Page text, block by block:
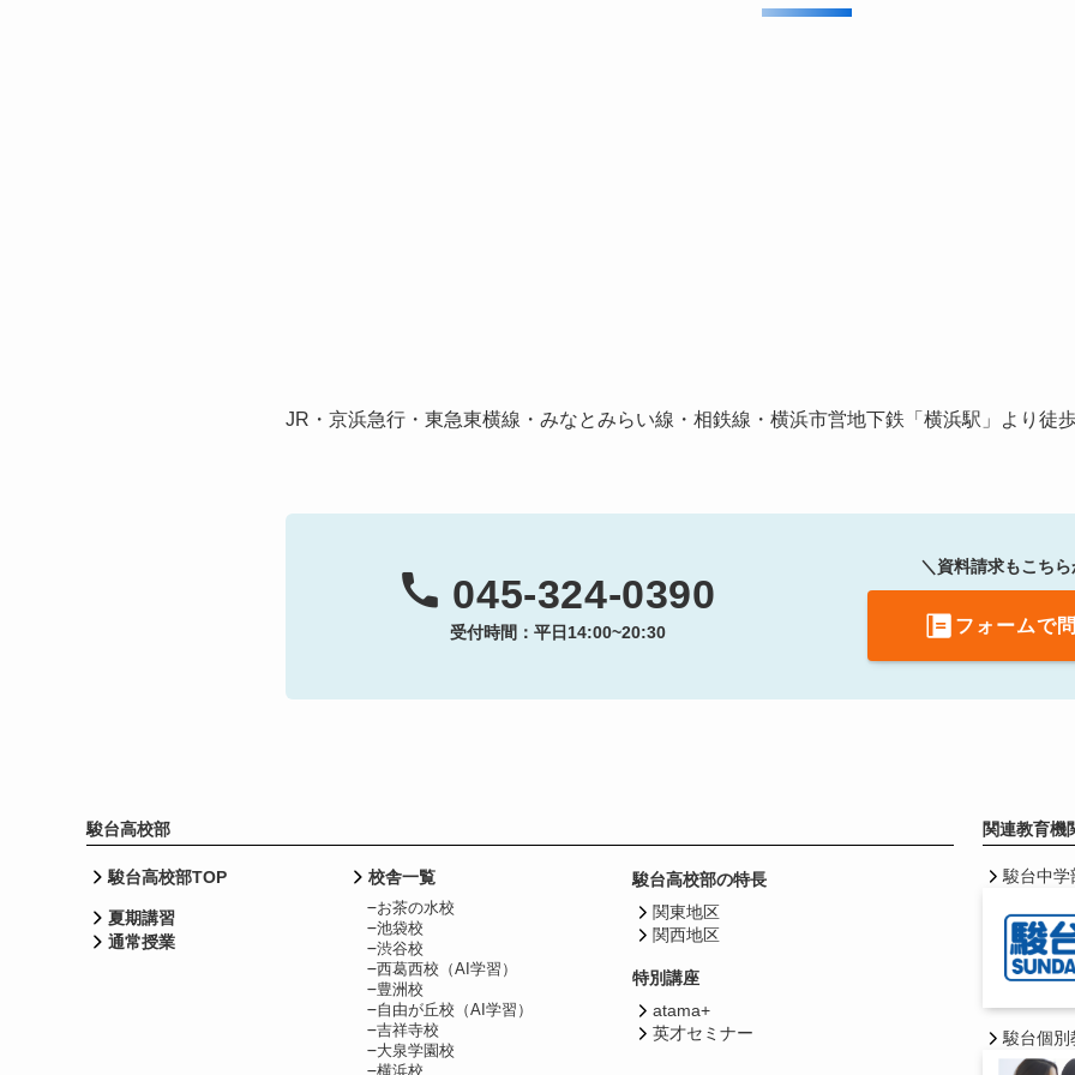
JR・京浜急行・東急東横線・みなとみらい線・相鉄線・横浜市営地下鉄「横浜駅」より徒
045-324-0390
受付時間：平日14:00~20:30
＼資料請求もこち
フォームで
駿台高校部
駿台高校部TOP
夏期講習
通常授業
校舎一覧
お茶の水校
池袋校
渋谷校
西葛西校（AI学習）
豊洲校
自由が丘校（AI学習）
吉祥寺校
大泉学園校
横浜校
駿台高校部の特長
関東地区
関西地区
特別講座
atama+
英才セミナー
関連教育機
駿台中学
駿台個別